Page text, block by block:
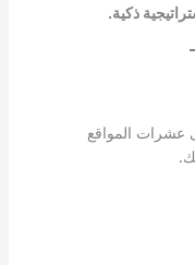
ذكية.
عشرات المواقع